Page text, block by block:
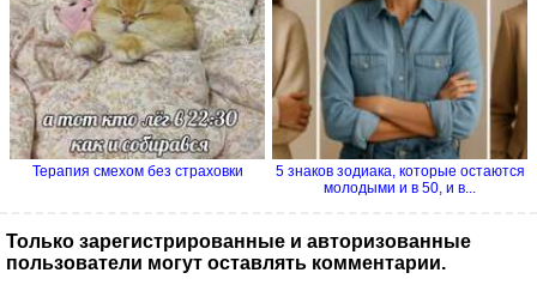
Терапия смехом без страховки
5 знаков зодиака, которые остаются
молодыми и в 50, и в...
Только зарегистрированные и авторизованные
пользователи могут оставлять комментарии.